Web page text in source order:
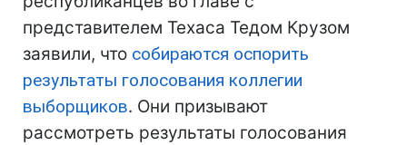
представителем Техаса Тедом Крузом
заявили, что собираются оспорить
результаты голосования коллегии
выборщиков. Они призывают
рассмотреть результаты голосования